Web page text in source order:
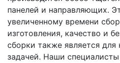
панелей и направляющих.
увеличенному времени
изготовления, качество и
сборки также является для
задачей. Наши